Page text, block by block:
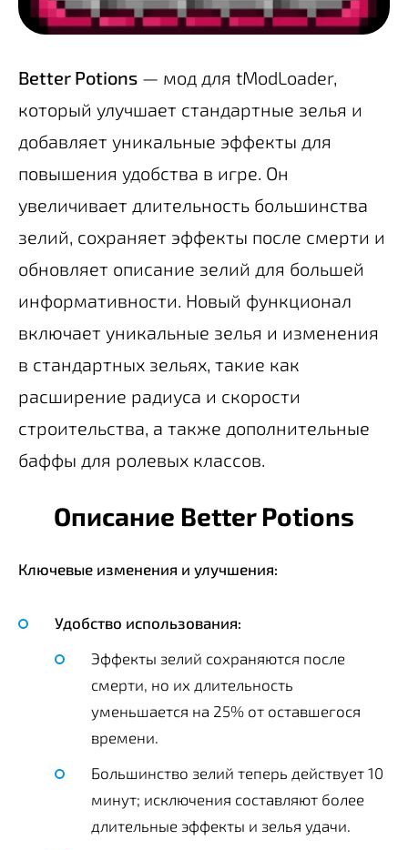
Better Potions — мод для tModLoader,
который улучшает стандартные зелья и
добавляет уникальные эффекты для
повышения удобства в игре. Он
увеличивает длительность большинства
зелий, сохраняет эффекты после смерти и
обновляет описание зелий для большей
информативности. Новый функционал
включает уникальные зелья и изменения
в стандартных зельях, такие как
расширение радиуса и скорости
строительства, а также дополнительные
баффы для ролевых классов.
Описание Better Potions
Ключевые изменения и улучшения:
Удобство использования:
Эффекты зелий сохраняются после
смерти, но их длительность
уменьшается на 25% от оставшегося
времени.
Большинство зелий теперь действует 10
минут; исключения составляют более
длительные эффекты и зелья удачи.